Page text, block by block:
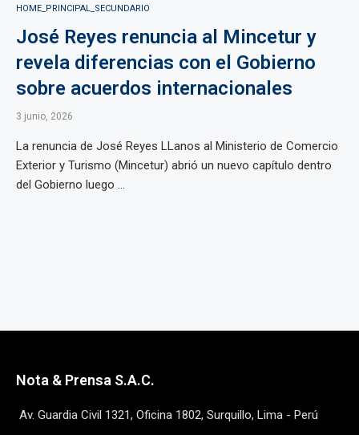
HOME_PRINCIPAL_SECUNDARIO
José Reyes renuncia al Mincetur y
revela diferencias con el Gobierno
sobre acuerdos internacionales
3 junio, 2026
La renuncia de José Reyes LLanos al Ministerio de Comercio
Exterior y Turismo (Mincetur) abrió un nuevo capítulo dentro
del Gobierno luego ...
Nota & Prensa S.A.C.
Av. Guardia Civil 1321, Oficina 1802, Surquillo, Lima - Perú